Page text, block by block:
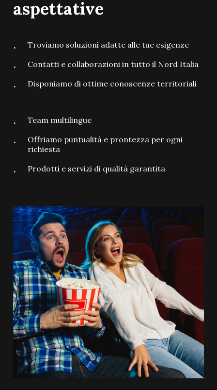
aspettative
Troviamo soluzioni adatte alle tue esigenze
Contatti e collaborazioni in tutto il Nord Italia
Disponiamo di ottime conoscenze territoriali
Team multilingue
Offriamo puntualità e prontezza per ogni
richiesta
Prodotti e servizi di qualità garantita